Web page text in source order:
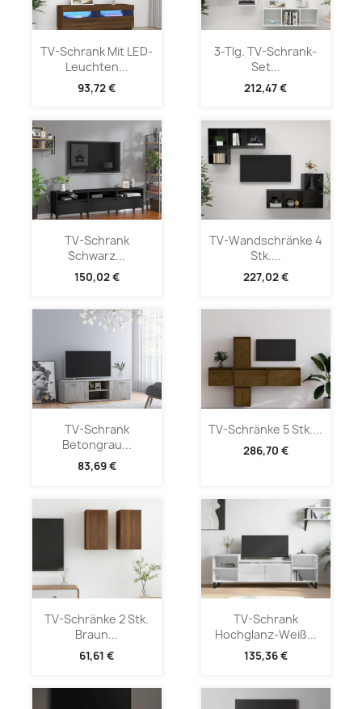
TV-Schrank Mit LED-
Leuchten...
93,72 €
3-Tlg. TV-Schrank-
Set...
212,47 €
TV-Schrank
Schwarz...
150,02 €
TV-Wandschränke 4
Stk....
227,02 €
TV-Schrank
Betongrau...
83,69 €
TV-Schränke 5 Stk....
286,70 €
TV-Schränke 2 Stk.
Braun...
61,61 €
TV-Schrank
Hochglanz-Weiß...
135,36 €